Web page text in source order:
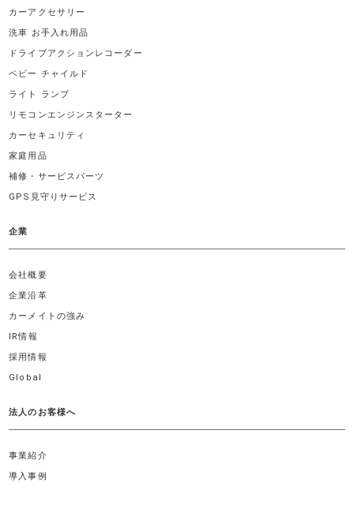
カーアクセサリー
洗車 お手入れ用品
ドライブアクションレコーダー
ベビー チャイルド
ライト ランプ
リモコンエンジンスターター
カーセキュリティ
家庭用品
補修・サービスパーツ
GPS見守りサービス
企業
会社概要
企業沿革
カーメイトの強み
IR情報
採用情報
Global
法人のお客様へ
事業紹介
導入事例